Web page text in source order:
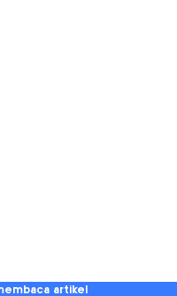
artikel